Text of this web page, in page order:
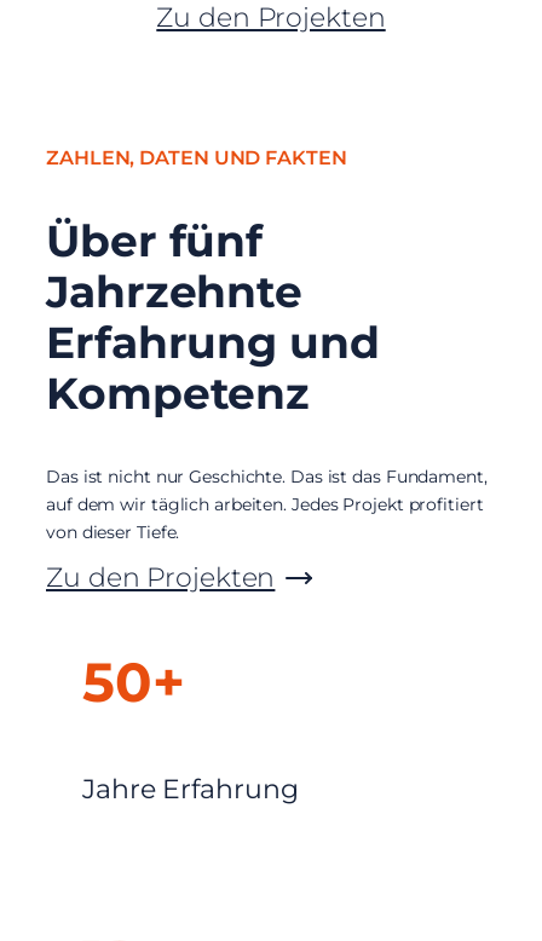
Zu den Projekten
ZAHLEN, DATEN UND FAKTEN
Über fünf
Jahrzehnte
Erfahrung und
Kompetenz
Das ist nicht nur Geschichte. Das ist das Fundament,
auf dem wir täglich arbeiten. Jedes Projekt profitiert
von dieser Tiefe.
Zu den Projekten
50+
Jahre Erfahrung